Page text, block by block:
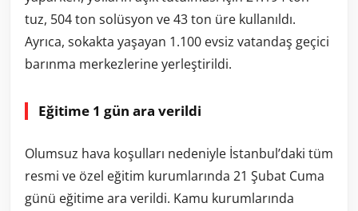
tuz, 504 ton solüsyon ve 43 ton üre kullanıldı.
Ayrıca, sokakta yaşayan 1.100 evsiz vatandaş geçici
barınma merkezlerine yerleştirildi.
Eğitime 1 gün ara verildi
Olumsuz hava koşulları nedeniyle İstanbul’daki tüm
resmi ve özel eğitim kurumlarında 21 Şubat Cuma
günü eğitime ara verildi. Kamu kurumlarında